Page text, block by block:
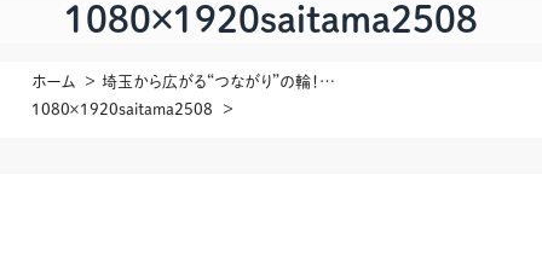
1080×1920saitama2508
ホーム
埼玉から広がる“つながり”の輪！秋冬イベント進行中！！
1080×1920saitama2508